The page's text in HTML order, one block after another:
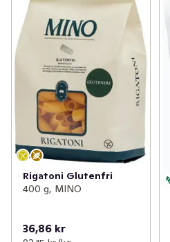
Rigatoni Glutenfri
400 g, MINO
36,86 kr